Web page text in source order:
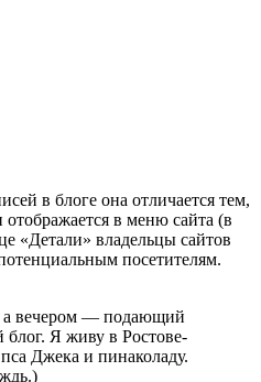
в блоге она отличается тем,
отображается в меню сайта (в
«Детали» владельцы сайтов
посетителям.
а вечером — подающий
Я живу в Ростове-
Джека и пинаколаду.